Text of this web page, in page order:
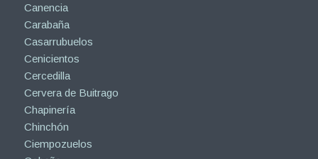
Canencia
Carabaña
Casarrubuelos
Cenicientos
Cercedilla
Cervera de Buitrago
Chapinería
Chinchón
Ciempozuelos